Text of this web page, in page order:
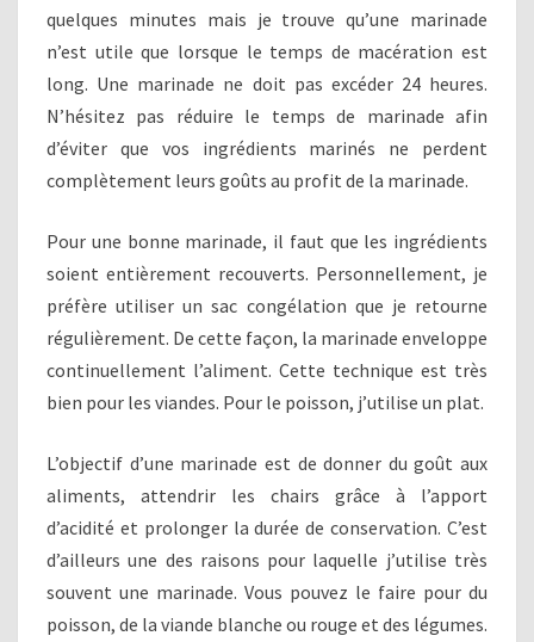
quelques minutes mais je trouve qu’une marinade
n’est utile que lorsque le temps de macération est
long. Une marinade ne doit pas excéder 24 heures.
N’hésitez pas réduire le temps de marinade afin
d’éviter que vos ingrédients marinés ne perdent
complètement leurs goûts au profit de la marinade.
Pour une bonne marinade, il faut que les ingrédients
soient entièrement recouverts. Personnellement, je
préfère utiliser un sac congélation que je retourne
régulièrement. De cette façon, la marinade enveloppe
continuellement l’aliment. Cette technique est très
bien pour les viandes. Pour le poisson, j’utilise un plat.
L’objectif d’une marinade est de donner du goût aux
aliments, attendrir les chairs grâce à l’apport
d’acidité et prolonger la durée de conservation. C’est
d’ailleurs une des raisons pour laquelle j’utilise très
souvent une marinade. Vous pouvez le faire pour du
poisson, de la viande blanche ou rouge et des légumes.